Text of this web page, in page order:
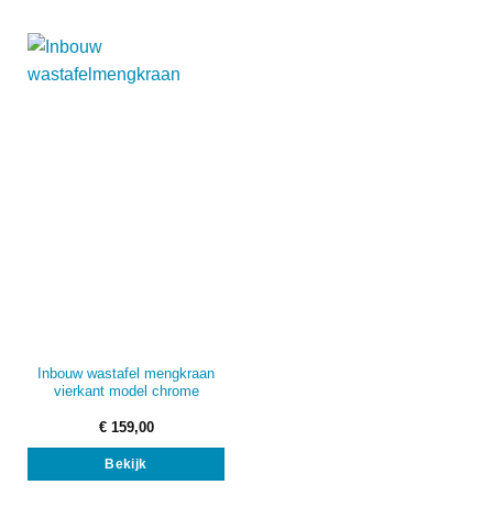
Inbouw wastafel mengkraan
vierkant model chrome
€159,00
Bekijk